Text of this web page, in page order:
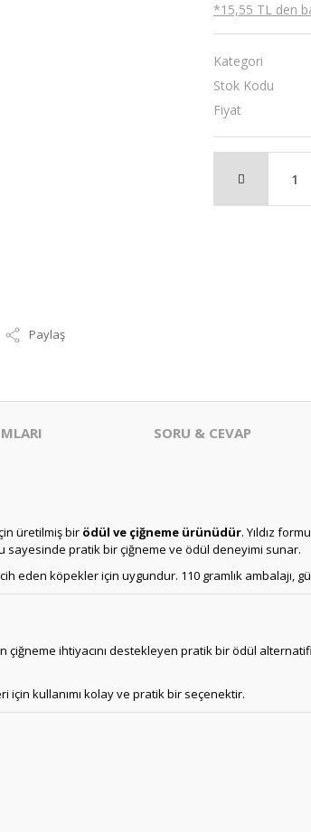
Paylaş
*15,55 TL den
Kategori
Stok Kodu
Fiyat
SORU & CEVAP
üretilmiş bir ödül ve çiğneme ürünüdür. Yıldız
sayesinde pratik bir çiğneme ve ödül deneyimi sunar.
eden köpekler için uygundur. 110 gramlık ambalajı,
çiğneme ihtiyacını destekleyen pratik bir ödül
kullanımı kolay ve pratik bir seçenektir.